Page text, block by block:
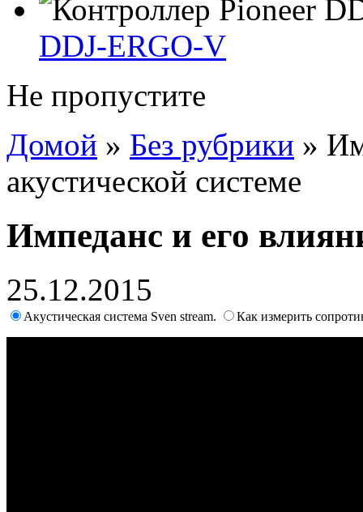
DDJ-ERGO-V
Не пропустите
Домой » Без рубрики »
акустической системе
Импеданс и его
25.12.2015
Акустическая система Sven stream. Как измерить